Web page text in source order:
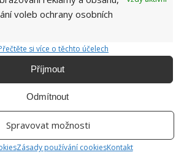
voleb ochrany osobních
si více o těchto účelech
Příjmout
Odmítnout
Spravovat možnosti
Zásady používání cookiesKontakt
Jiří Kolář
univerzity, který je již od malička
velkým kutilem. V podstatě vše, co je
možné najít v j...